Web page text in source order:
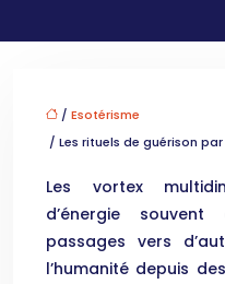
/ Esotérisme
/ Les rituels de guérison
Les vortex
d’énergie
passages vers
l’humanité depuis